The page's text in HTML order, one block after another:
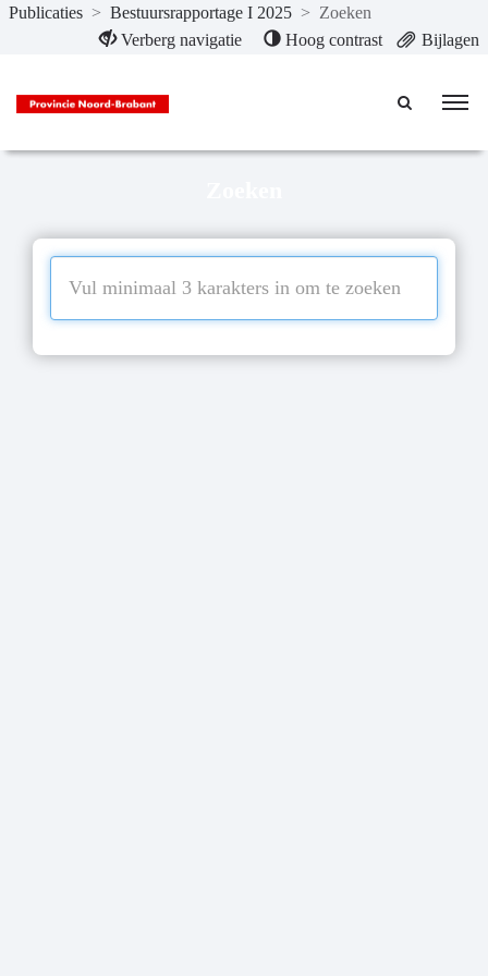
Naar hoofdinhoud
Publicaties > Bestuursrapportage I 2025 > Zoeken
Verberg navigatie
Hoog contrast Bijlagen